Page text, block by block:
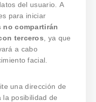
del usuario. A
para iniciar
no compartirán
terceros , ya que
a cabo
facial.
una dirección de
posibilidad de